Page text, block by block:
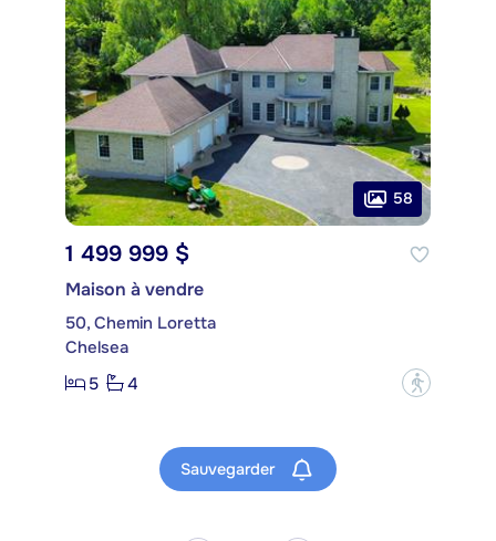
58
1 499 999 $
Maison à vendre
50, Chemin Loretta
Chelsea
5
4 ?
Sauvegarder